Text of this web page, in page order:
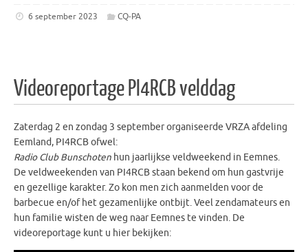
6 september 2023 CQ-PA
Videoreportage PI4RCB velddag
Zaterdag 2 en zondag 3 september organiseerde VRZA afdeling
Eemland, PI4RCB ofwel:
Radio Club Bunschoten hun jaarlijkse veldweekend in Eemnes.
De veldweekenden van PI4RCB staan bekend om hun gastvrije
en gezellige karakter. Zo kon men zich aanmelden voor de
barbecue en/of het gezamenlijke ontbijt. Veel zendamateurs en
hun familie wisten de weg naar Eemnes te vinden. De
videoreportage kunt u hier bekijken: